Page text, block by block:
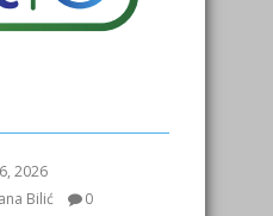
2026
Bilić
0